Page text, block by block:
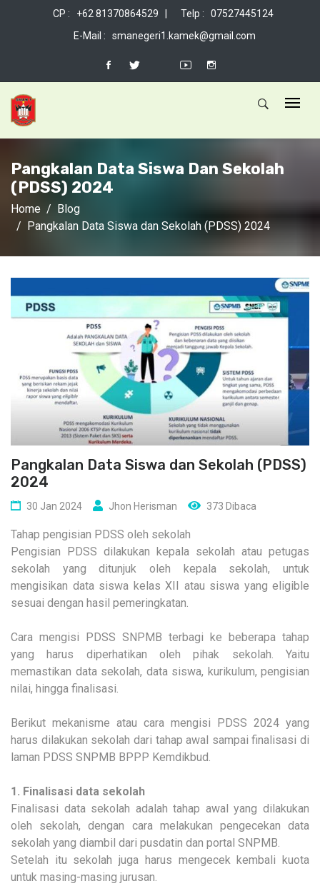
CP : +62 81370864529 |
Telp : 07527445124
E-Mail : smanegeri1.kamek@gmail.com
Pangkalan Data Siswa Dan Sekolah
(PDSS) 2024
Home
Blog
Pangkalan Data Siswa dan Sekolah (PDSS) 2024
Pangkalan Data Siswa dan Sekolah (PDSS)
2024
30 Jan 2024 Jhon Herisman 373 Dibaca
Tahap pengisian PDSS oleh sekolah
Pengisian PDSS dilakukan kepala sekolah atau petugas
sekolah yang ditunjuk oleh kepala sekolah, untuk
mengisikan data siswa kelas XII atau siswa yang eligible
sesuai dengan hasil pemeringkatan.
Cara mengisi PDSS SNPMB terbagi ke beberapa tahap
yang harus diperhatikan oleh pihak sekolah. Yaitu
memastikan data sekolah, data siswa, kurikulum, pengisian
nilai, hingga finalisasi.
Berikut mekanisme atau cara mengisi PDSS 2024 yang
harus dilakukan sekolah dari tahap awal sampai finalisasi di
laman PDSS SNPMB BPPP Kemdikbud.
1. Finalisasi data sekolah
Finalisasi data sekolah adalah tahap awal yang dilakukan
oleh sekolah, dengan cara melakukan pengecekan data
sekolah yang diambil dari pusdatin dan portal SNPMB.
Setelah itu sekolah juga harus mengecek kembali kuota
untuk masing-masing jurusan.